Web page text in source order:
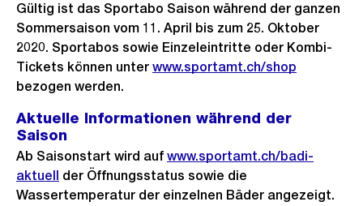
Gültig ist das Sportabo Saison während der ganzen
Sommersaison vom 11. April bis zum 25. Oktober
2020. Sportabos sowie Einzeleintritte oder Kombi-
Tickets können unter www.sportamt.ch/shop
bezogen werden.
Aktuelle Informationen während der
Saison
Ab Saisonstart wird auf www.sportamt.ch/badi-
aktuell der Öffnungsstatus sowie die
Wassertemperatur der einzelnen Bäder angezeigt.